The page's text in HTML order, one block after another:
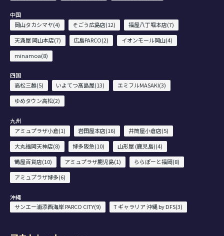
中国
岡山タカシマヤ(4)
そごう広島店(12)
福屋八丁堀本店(7)
天満屋 岡山本店(7)
広島PARCO(2)
イオンモール岡山(4)
minamoa(8)
四国
高松三越(5)
いよてつ髙島屋(13)
エミフルMASAKI(3)
ゆめタウン高松(2)
九州
アミュプラザ小倉(1)
岩田屋本店(16)
井筒屋小倉店(5)
大丸福岡天神店(8)
博多阪急(10)
山形屋 (鹿児島)(4)
鶴屋百貨店(10)
アミュプラザ鹿児島(1)
ららぽーと福岡(8)
アミュプラザ博多(6)
沖縄
サンエー浦添西海岸 PARCO CITY(9)
T ギャラリア 沖縄 by DFS(3)